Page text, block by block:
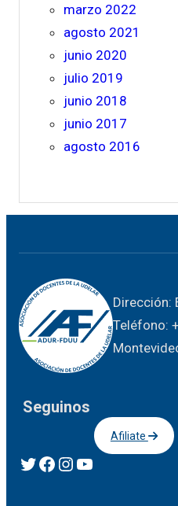
marzo 2022
agosto 2021
junio 2020
julio 2019
junio 2018
junio 2017
agosto 2016
Dirección:
Teléfono:
Seguinos
Twitter
Facebook
Instagram
YouTube
Afiliate